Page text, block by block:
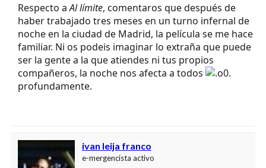
Respecto aAl límite, comentaros que después de
haber trabajado tres meses en un turno infernal de
noche en la ciudad de Madrid, la película se me hace
familiar. Ni os podeis imaginar lo extraña que puede
ser la gente a la que atiendes ni tus propios
compañeros, la noche nos afecta a todos
profundamente.
ivan leija franco
e-mergencista activo